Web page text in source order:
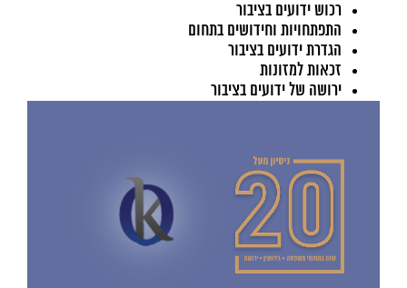
רכוש ידועים בציבור
התפתחויות וחידושים בתחום
הגדרת ידועים בציבור
זכאות למזונות
ירושה של ידועים בציבור